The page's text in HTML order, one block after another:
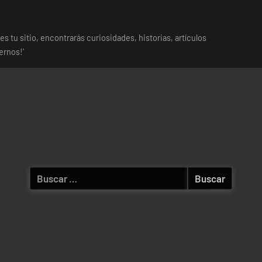
tu sitio, encontrarás curiosidades, historias, artículos
Buscar: